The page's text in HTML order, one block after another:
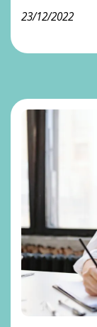
23/12/2022